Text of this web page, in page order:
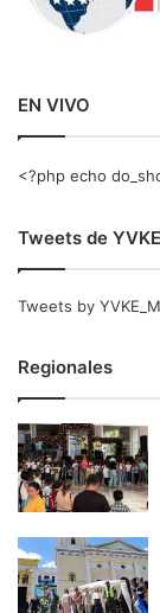
EN VIVO
<?php echo
Tweets de
Tweets by
Regionales